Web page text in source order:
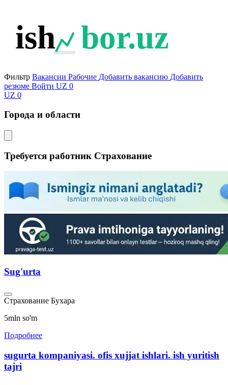
ish bor.uz
Фильтр Вакансии Рабочие Добавить вакансию Добавить
резюме Войти UZ 0
UZ 0
Города и области
Требуется работник Страхование
Sug'urta
Страхование Бухара
5mln so'm
Подробнее
sugurta kompaniyasi. ofis xujjat ishlari. ish yuritish
tajri